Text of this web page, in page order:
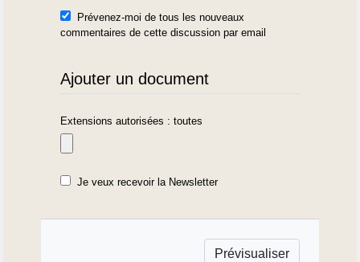
Prévenez-moi de tous les nouveaux
commentaires de cette discussion par email
Ajouter un document
Extensions autorisées : toutes
Je veux recevoir la Newsletter